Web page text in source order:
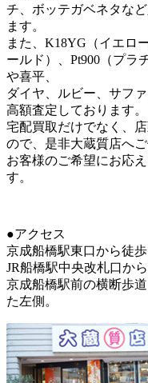
チ、ボッテガベネタな
ます。
また、K18YG（イエロ
ールド）、Pt900（プラ
や喜平、
ダイヤ、ルビー、サフ
高額査定しております。
宅配買取だけでなく、
ので、是非大蔵質店へご
お客様のご希望にお応
す。
●アクセス
京成船橋駅東口から徒
JR船橋駅中央改札口か
京成船橋駅前の横断歩
た左側。